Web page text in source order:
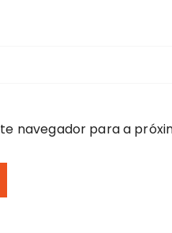
navegador para a